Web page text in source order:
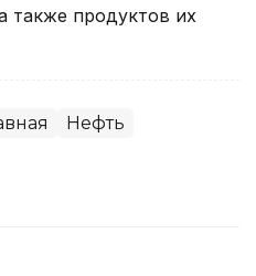
также продуктов их
Нефть